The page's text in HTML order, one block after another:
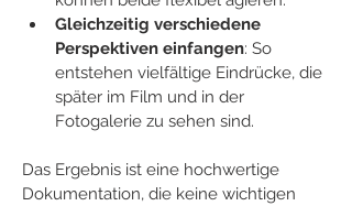
Gleichzeitig verschiedene
Perspektiven einfangen: So
entstehen vielfältige Eindrücke, die
später im Film und in der
Fotogalerie zu sehen sind.
Das Ergebnis ist eine hochwertige
Dokumentation, die keine wichtigen